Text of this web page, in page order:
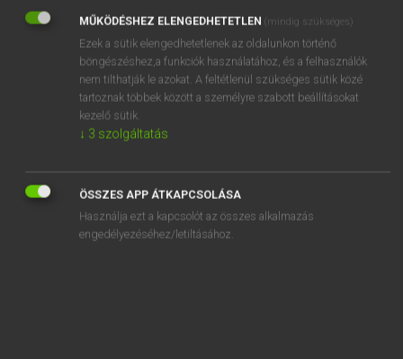
Adam’s apple
adaptability
adaptable
adaptation
MŰKÖDÉSHEZ ELENGEDHETETLEN (mindig szükséges)
Ezek a sütik elengedhetetlenek az oldalunkon történő
böngészéshez,a funkciók használatához, és a felhasználók
nem tilthatják le azokat. A feltétlenül szükséges sütik közé
tartoznak többek között a személyre szabott beállításokat
kezelő sütik.
↓ 3 szolgáltatás
ÖSSZES APP ÁTKAPCSOLÁSA
Használja ezt a kapcsolót az összes alkalmazás
engedélyezéséhez/letiltásához.